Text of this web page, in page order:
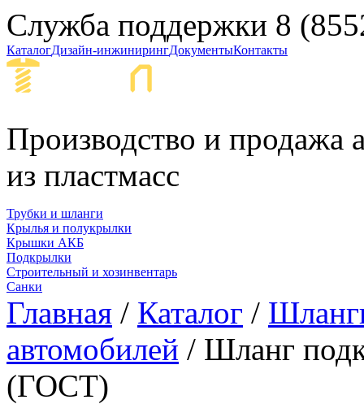
Служба поддержки 8
КаталогДизайн-инжинирингДокументыКонтакты
Производство и продажа
из пластмасс
Трубки и шланги
Крылья и полукрылки
Крышки АКБ
Подкрылки
Строительный и хозинвентарь
Санки
Главная / Каталог /
автомобилей / Шланг
(ГОСТ)